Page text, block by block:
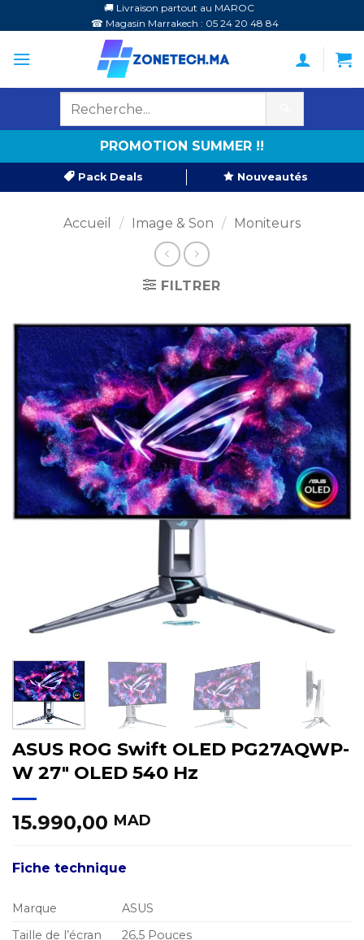
au
contenu
🚚 Livraison partout au MAROC
☎ Magasin Marrakech : 05 24 20 48 84
PROMOTION SUMMER !!
Pack Deals Nouveautés
Accueil / Image & Son / Moniteurs
FILTRER
ASUS ROG Swift OLED PG27AQWP-
W 27″ OLED 540 Hz
15.990,00 MAD
Fiche technique
Marque
ASUS
Taille de l’écran
26,5 Pouces